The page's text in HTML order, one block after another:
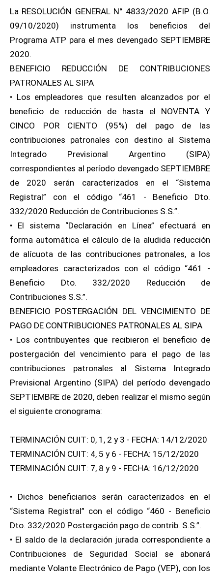
La RESOLUCIÓN GENERAL N° 4833/2020 AFIP (B.O.
09/10/2020) instrumenta los beneficios del
Programa ATP para el mes devengado SEPTIEMBRE
2020.
BENEFICIO REDUCCIÓN DE CONTRIBUCIONES
PATRONALES AL SIPA
• Los empleadores que resulten alcanzados por el
beneficio de reducción de hasta el NOVENTA Y
CINCO POR CIENTO (95%) del pago de las
contribuciones patronales con destino al Sistema
Integrado Previsional Argentino (SIPA)
correspondientes al período devengado SEPTIEMBRE
de 2020 serán caracterizados en el “Sistema
Registral” con el código “461 - Beneficio Dto.
332/2020 Reducción de Contribuciones S.S.”.
• El sistema “Declaración en Línea” efectuará en
forma automática el cálculo de la aludida reducción
de alícuota de las contribuciones patronales, a los
empleadores caracterizados con el código “461 -
Beneficio Dto. 332/2020 Reducción de
Contribuciones S.S.”.
BENEFICIO POSTERGACIÓN DEL VENCIMIENTO DE
PAGO DE CONTRIBUCIONES PATRONALES AL SIPA
• Los contribuyentes que recibieron el beneficio de
postergación del vencimiento para el pago de las
contribuciones patronales al Sistema Integrado
Previsional Argentino (SIPA) del período devengado
SEPTIEMBRE de 2020, deben realizar el mismo según
el siguiente cronograma:
TERMINACIÓN CUIT: 0, 1, 2 y 3 - FECHA: 14/12/2020
TERMINACIÓN CUIT: 4, 5 y 6 - FECHA: 15/12/2020
TERMINACIÓN CUIT: 7, 8 y 9 - FECHA: 16/12/2020
• Dichos beneficiarios serán caracterizados en el
“Sistema Registral” con el código “460 - Beneficio
Dto. 332/2020 Postergación pago de contrib. S.S.”.
• El saldo de la declaración jurada correspondiente a
Contribuciones de Seguridad Social se abonará
mediante Volante Electrónico de Pago (VEP), con los